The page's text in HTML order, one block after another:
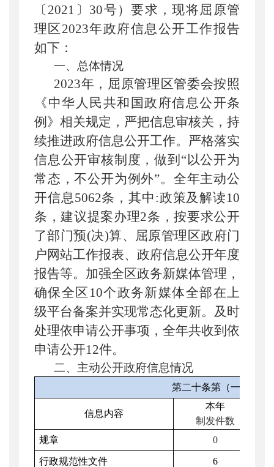
〔 2021 〕 30号）要求，现将屈原管
理区2023年政府信息公开工作报告
如下：
一、总体情况
2023年，屈原管理区管委会按照
《中华人民共和国政府信息公开条
例》相关规定，严把信息审核关，持
续推进政府信息公开工作。严格落实
信息公开审核制度，做到“以公开为
常态，不公开为例外”。全年主动公
开信息5062条，其中:政策及解读10
条，建议提案办理2条，按要求公开
了部门预(决)算、屈原管理区政府门
户网站工作报表、政府信息公开年度
报告等。加强全区政务新媒体管理，
确保全区 10个政务新媒体全部在上
级平台备案并实现常态化更新。及时
处理依申请公开事项，全年共收到依
申请公开12件。
二、主动公开政府信息情况
第二十条第（一）项
信息内容
本年
制发件数
规章 0
行政规范性文件 6